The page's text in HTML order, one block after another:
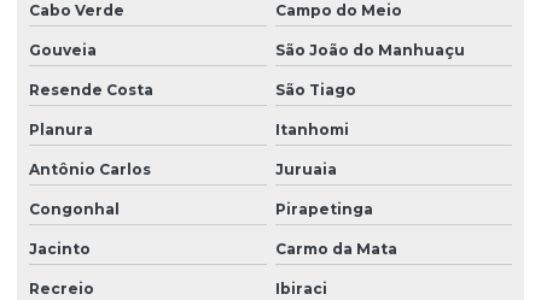
Cabo Verde Campo do Meio
Gouveia São João do Manhuaçu
Resende Costa São Tiago
Planura Itanhomi
Antônio Carlos Juruaia
Congonhal Pirapetinga
Jacinto Carmo da Mata
Recreio Ibiraci